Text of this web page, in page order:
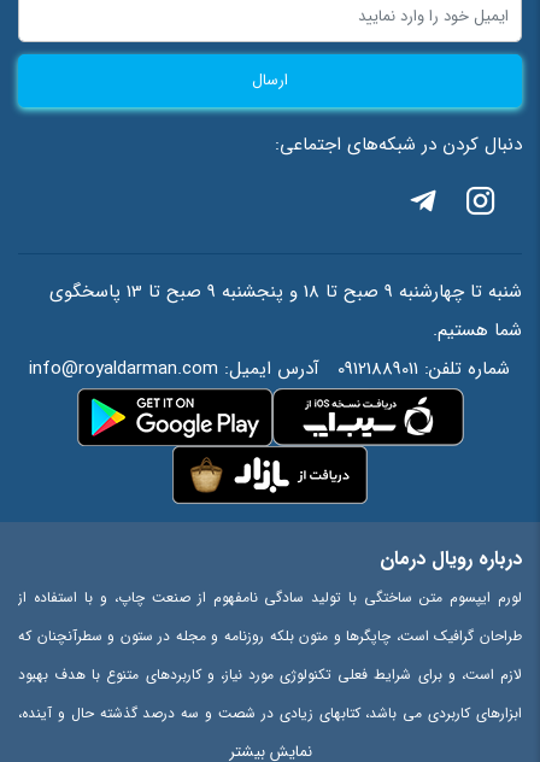
ارسال
دنبال کردن در شبکه‌های اجتماعی:
شنبه تا چهارشنبه 9 صبح تا 18 و پنجشنبه 9 صبح تا 13 پاسخگوی
شما هستیم.
شماره تلفن: 09121889011 آدرس ایمیل: info@royaldarman.com
درباره رویال درمان
لورم ایپسوم متن ساختگی با تولید سادگی نامفهوم از صنعت چاپ، و با استفاده از
طراحان گرافیک است، چاپگرها و متون بلکه روزنامه و مجله در ستون و سطرآنچنان که
لازم است، و برای شرایط فعلی تکنولوژی مورد نیاز، و کاربردهای متنوع با هدف بهبود
ابزارهای کاربردی می باشد، کتابهای زیادی در شصت و سه درصد گذشته حال و آینده،
شناخت فراوان جامعه و متخصصان را می طلبد، تا با نرم افزارها شناخت بیشتری را
نمایش بیشتر